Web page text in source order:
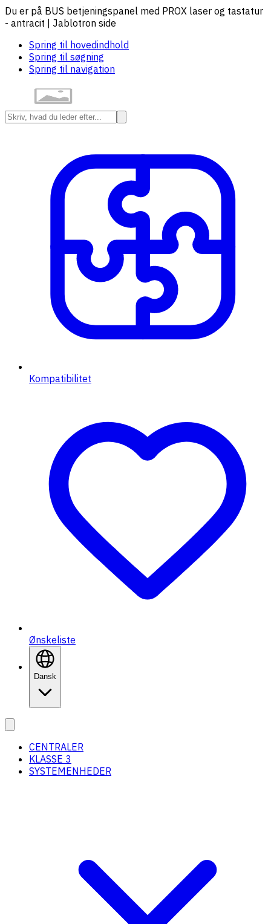
Du er på BUS betjeningspanel med PROX laser og tastatur
- antracit | Jablotron side
Spring til hovedindhold
Spring til søgning
Spring til navigation
Kompatibilitet
Ønskeliste
Dansk
CENTRALER
KLASSE 3
SYSTEMENHEDER